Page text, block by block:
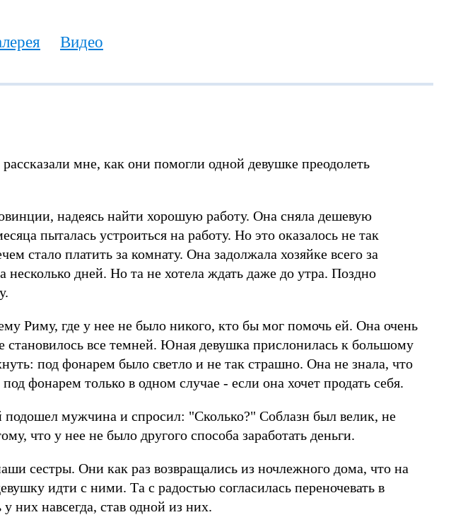
Видео
мне, как они помогли одной девушке преодолеть
надеясь найти хорошую работу. Она сняла дешевую
пыталась устроиться на работу. Но это оказалось не так
стало платить за комнату. Она задолжала хозяйке всего за
несколько дней. Но та не хотела ждать даже до утра. Поздно
Риму, где у нее не было никого, кто бы мог помочь ей. Она очень
становилось все темней. Юная девушка прислонилась к большому
под фонарем было светло и не так страшно. Она не знала, что
фонарем только в одном случае - если она хочет продать себя.
подошел мужчина и спросил: "Сколько?" Соблазн был велик, не
что у нее не было другого способа заработать деньги.
сестры. Они как раз возвращались из ночлежного дома, что на
идти с ними. Та с радостью согласилась переночевать в
них навсегда, став одной из них.